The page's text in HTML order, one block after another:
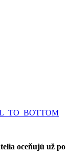
oceňujú už po